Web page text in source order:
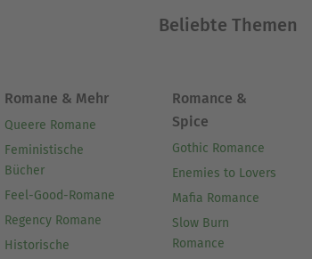
ein, das Leben im Hier und Jetzt zu
Ausblenden
Beliebte Themen
Romane & Mehr
Queere Romane
Feministische
Bücher
Feel-Good-Romane
Regency Romane
Historische
Romance &
Spice
Gothic Romance
Enemies to Lovers
Mafia Romance
Slow Burn
Romance